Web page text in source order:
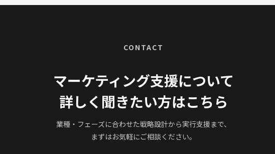
CONTACT
マーケティング支援について
詳しく聞きたい方はこちら
業種・フェーズに合わせた戦略設計から実行支援まで、
まずはお気軽にご相談ください。